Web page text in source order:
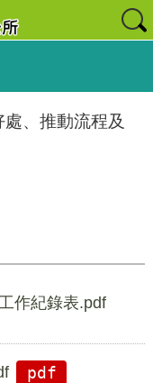
、推動流程及
作紀錄表.pdf
pdf